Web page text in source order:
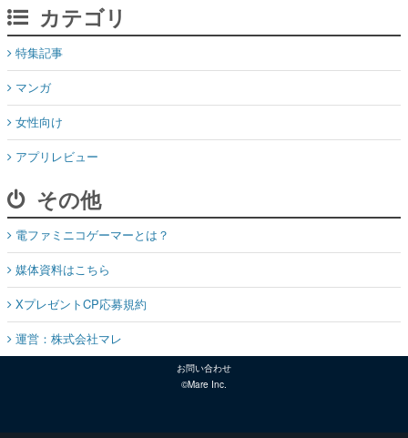
マンガ
女性向け
アプリレビュー
その他
電ファミニコゲーマーとは？
媒体資料はこちら
XプレゼントCP応募規約
運営：株式会社マレ